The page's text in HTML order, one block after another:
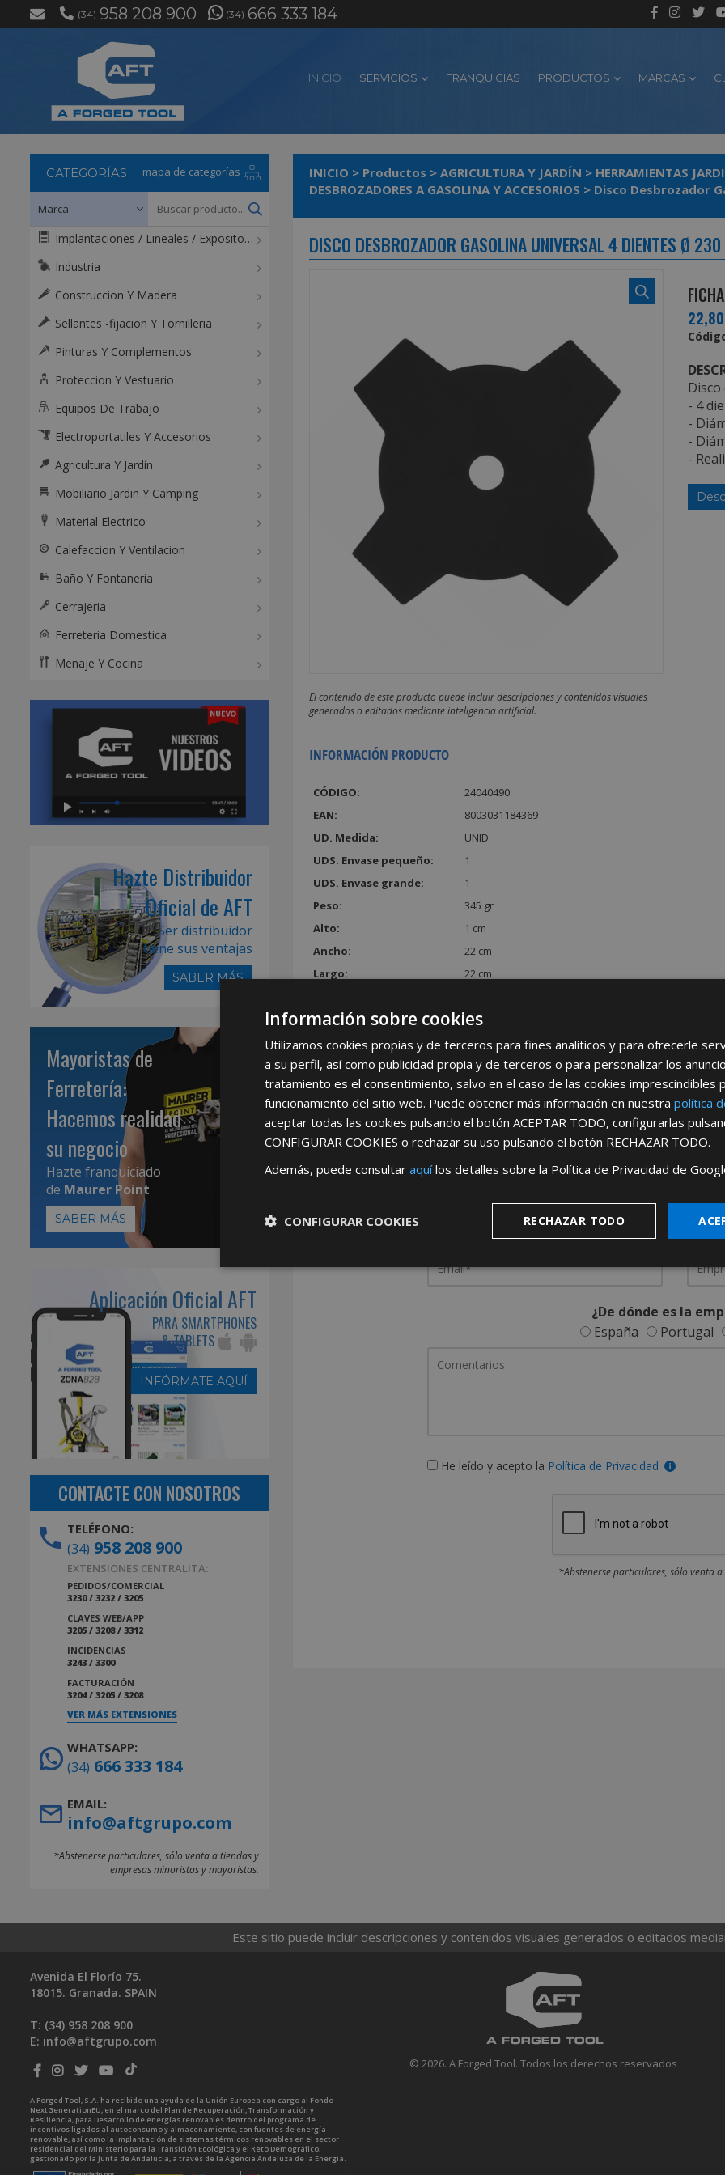
(34) 958 208 900 (34) 666 333 184
INICIO SERVICIOS FRANQUICIAS PRODUCTOS MARCAS
INICIO > Productos > AGRICULTURA Y JARDÍN > HERRAMIENTAS
DESBROZADORES A GASOLINA Y ACCESORIOS > Disco Desbrozador
DISCO DESBROZADOR GASOLINA UNIVERSAL 4 DIENTES Ø
El contenido de este producto puede incluir descripciones y contenidos visuales
generados o editados mediante inteligencia artificial.
INFORMACIÓN PRODUCTO
CÓDIGO:
24040490
EAN:
8003031184369
UD. Medida:
UNID
UDS. Envase pequeño:
1
UDS. Envase grande:
1
Peso:
345 gr
Alto:
1 cm
Ancho:
22 cm
Largo:
22 cm
- 4
-
-
-
REGÍSTRATE PARA HACERTE
Desdeaquípodrá ver todas las
Rellene este formulario y nos pondremos en contacto
¿De dónde es la
España
Portugal
He leído y acepto la Política de Privacidad
*Abstenerse particulares, sólo venta
CATEGORÍAS mapa de categorías
Implantaciones / Lineales / Expositores / Mostradores
Industria
Construccion Y Madera
Sellantes -fijacion Y Tornilleria
Pinturas Y Complementos
Proteccion Y Vestuario
Equipos De Trabajo
Electroportatiles Y Accesorios
Agricultura Y Jardín
Mobiliario Jardin Y Camping
Material Electrico
Calefaccion Y Ventilacion
Baño Y Fontaneria
Cerrajeria
Ferreteria Domestica
Menaje Y Cocina
Hazte Distribuidor
Oficial de AFT
Ser distribuidor
tiene sus ventajas
SABER MÁS
Mayoristas de
Ferretería:
Hacemos realidad
su negocio
Hazte franquiciado
de Maurer Point
SABER MÁS
Aplicación Oficial AFT
PARA SMARTPHONES
& TABLETS
INFÓRMATE AQUÍ
CONTACTE CON NOSOTROS
TELÉFONO:
(34) 958 208 900
EXTENSIONES CENTRALITA:
PEDIDOS/COMERCIAL
3230 / 3232 / 3205
CLAVES WEB/APP
3205 / 3208 / 3312
INCIDENCIAS
3243 / 3300
FACTURACIÓN
3204 / 3205 / 3208
VER MÁS EXTENSIONES
WHATSAPP:
(34) 666 333 184
EMAIL:
info@aftgrupo.com
*Abstenerse particulares, sólo venta a tiendas y
empresas minoristas y mayoristas.
Este sitio puede incluir descripciones y contenidos visuales generados o editados
© 2026. A Forged Tool. Todos los derechos reservados
Avenida El Florío 75.
18015. Granada. SPAIN
T: (34) 958 208 900
E: info@aftgrupo.com
A Forged Tool, S.A. ha recibido una ayuda de la Unión Europea con cargo al Fondo
NextGenerationEU, en el marco del Plan de Recuperación, Transformación y
Resiliencia, para Desarrollo de energías renovables dentro del programa de
incentivos ligados al autoconsumo y almacenamiento, con fuentes de energía
renovable, así como la implantación de sistemas térmicos renovables en el sector
residencial del Ministerio para la Transición Ecológica y el Reto Demográfico,
gestionado por la Junta de Andalucía, a través de la Agencia Andaluza de la Energía.
Información sobre cookies
Utilizamos cookies propias y de terceros para fines analíticos y para ofrecerle
a su perfil, así como publicidad propia y de terceros o para personalizar los
tratamiento es el consentimiento, salvo en el caso de las cookies imprescindibles
funcionamiento del sitio web. Puede obtener más información en nuestra política
aceptar todas las cookies pulsando el botón ACEPTAR TODO, configurarlas
CONFIGURAR COOKIES o rechazar su uso pulsando el botón RECHAZAR TODO.
Además, puede consultar aquílos detalles sobre la Política de Privacidad de
RECHAZAR TODO
CONFIGURAR COOKIES